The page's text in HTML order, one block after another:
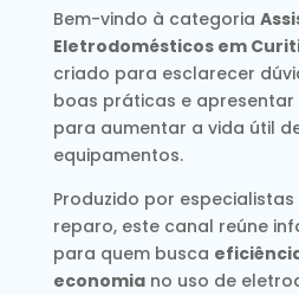
Bem-vindo à categoria
Eletrodomésticos em
criado para esclarecer
boas práticas e apresentar
para aumentar a vida útil
equipamentos.
Produzido por
reparo, este canal reúne
para quem busca
economiano uso de